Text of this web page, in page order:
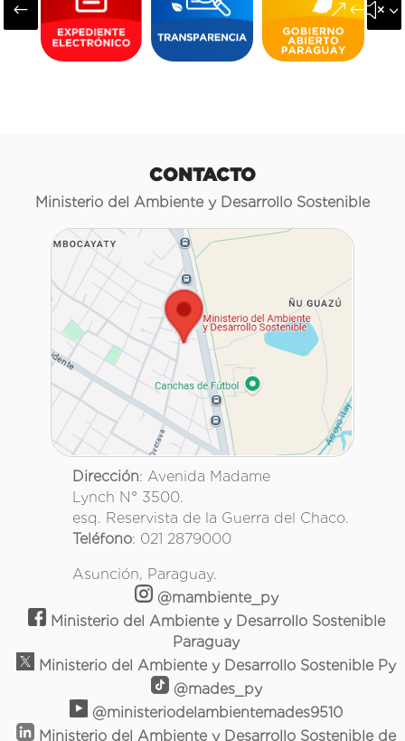
#
CONTACTO
Ministerio del Ambiente y Desarrollo Sostenible
Dirección: Avenida Madame
Lynch N° 3500.
esq. Reservista de la Guerra del Chaco.
Teléfono: 021 2879000
Asunción, Paraguay.
@mambiente_py
Ministerio del Ambiente y Desarrollo Sostenible
Paraguay
Ministerio del Ambiente y Desarrollo Sostenible Py
@mades_py
@ministeriodelambientemades9510
Ministerio del Ambiente y Desarrollo Sostenible de